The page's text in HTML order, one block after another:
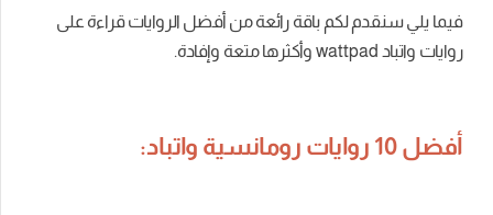
فيما يلي سنقدم لكم باقة رائعة من أفضل الروايات قراءة على
روايات واتباد wattpad وأكثرها متعة وإفادة.
أفضل 10 روايات رومانسية واتباد: